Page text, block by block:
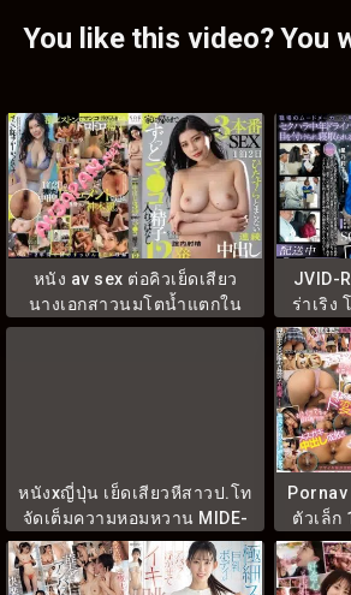
You like this video? You
หนัง av sex ต่อคิวเย็ดเสียว
นางเอกสาวนมโตน้ำแตกใน
START-023V
JVID-
ร่าเริง
หนังxญี่ปุ่น เย็ดเสียวหีสาวป.โท
จัดเต็มความหอมหวาน MIDE-
663
ตัวเล็ก